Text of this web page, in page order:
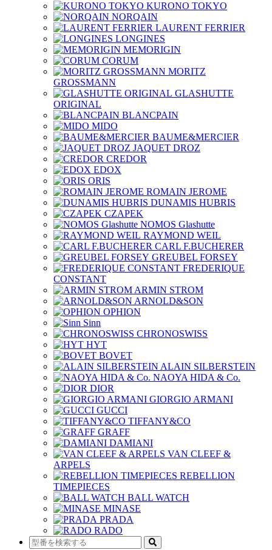
KURONO TOKYO
NORQAIN
LAURENT FERRIER
LONGINES
MEMORIGIN
CORUM
MORITZ
GROSSMANN
GLASHUTTE
ORIGINAL
BLANCPAIN
MIDO
BAUME&MERCIER
JAQUET DROZ
CREDOR
EDOX
ORIS
ROMAIN JEROME
DUNAMIS HUBRIS
CZAPEK
NOMOS Glashutte
RAYMOND WEIL
CARL F.BUCHERER
GREUBEL FORSEY
FREDERIQUE
CONSTANT
ARMIN STROM
ARNOLD&SON
OPHION
Sinn
CHRONOSWISS
HYT
BOVET
ALAIN SILBERSTEIN
NAOYA HIDA & Co.
DIOR
GIORGIO ARMANI
GUCCI
TIFFANY&CO
GRAFF
DAMIANI
VAN CLEEF &
ARPELS
REBELLION
TIMEPIECES
BALL WATCH
MINASE
PRADA
RADO